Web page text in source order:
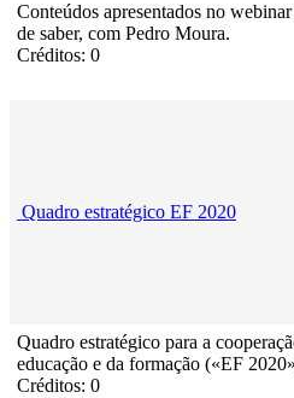
Conteúdos apresentados no
de saber, com Pedro Moura.
Créditos: 0
Quadro estratégico EF 2020
Quadro estratégico para a
educação e da formação («EF
Créditos: 0